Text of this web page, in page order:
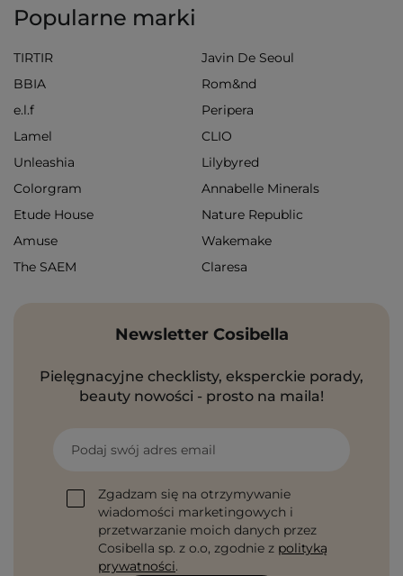
Popularne marki
TIRTIR
Javin De Seoul
BBIA
Rom&nd
e.l.f
Peripera
Lamel
CLIO
Unleashia
Lilybyred
Colorgram
Annabelle Minerals
Etude House
Nature Republic
Amuse
Wakemake
The SAEM
Claresa
Newsletter Cosibella
Pielęgnacyjne checklisty, eksperckie porady,
beauty nowości - prosto na maila!
Podaj swój adres email
Zgadzam się na otrzymywanie
wiadomości marketingowych i
przetwarzanie moich danych przez
Cosibella sp. z o.o, zgodnie z polityką
prywatności.